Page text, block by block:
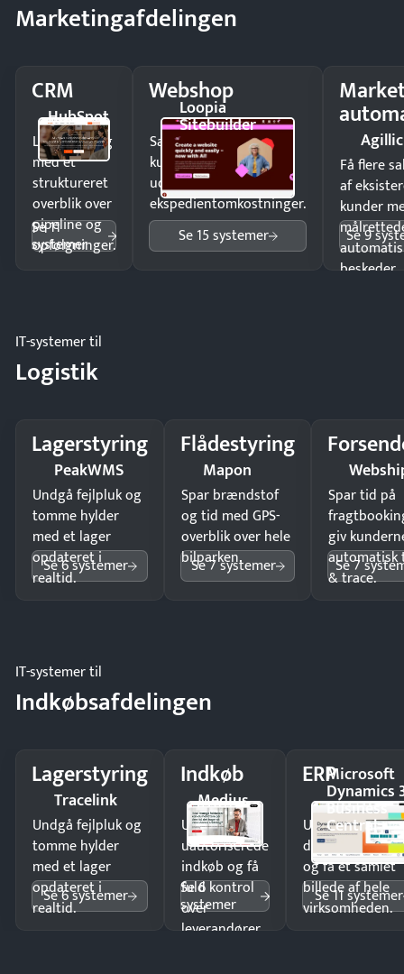
Marketingafdelingen
CRM
HubSpot
Luk flere salg
med et
struktureret
overblik over
pipeline og
opfølgninger.
Se 11
systemer
Webshop
Loopia
Sitebuilder
Sælg produkter 24/7 til
kunder i hele landet
uden
ekspedientomkostninger.
Se 15 systemer
Agillic
Få flere
af
kunder
beskeder.
Se 9
IT-systemer til
Logistik
Lagerstyring
PeakWMS
Undgå fejlpluk og
tomme hylder
med et lager
opdateret i
realtid.
Se 6 systemer
Flådestyring
Mapon
Spar brændstof
og tid med GPS-
overblik over hele
bilparken.
Se 7 systemer
Spar tid på
giv
automatisk
& trace.
Se 7
IT-systemer til
Indkøbsafdelingen
Lagerstyring
Tracelink
Undgå fejlpluk og
tomme hylder
med et lager
opdateret i
realtid.
Se 6 systemer
Indkøb
Medius
Undgå
uautoriserede
indkøb og få
fuld kontrol
over
leverandører
Se 6
systemer
ERPMicrosoft
Dynamics
Business
Central
Undgå
og få ét samlet
billede af hele
virksomheden.
Se 11 systemer